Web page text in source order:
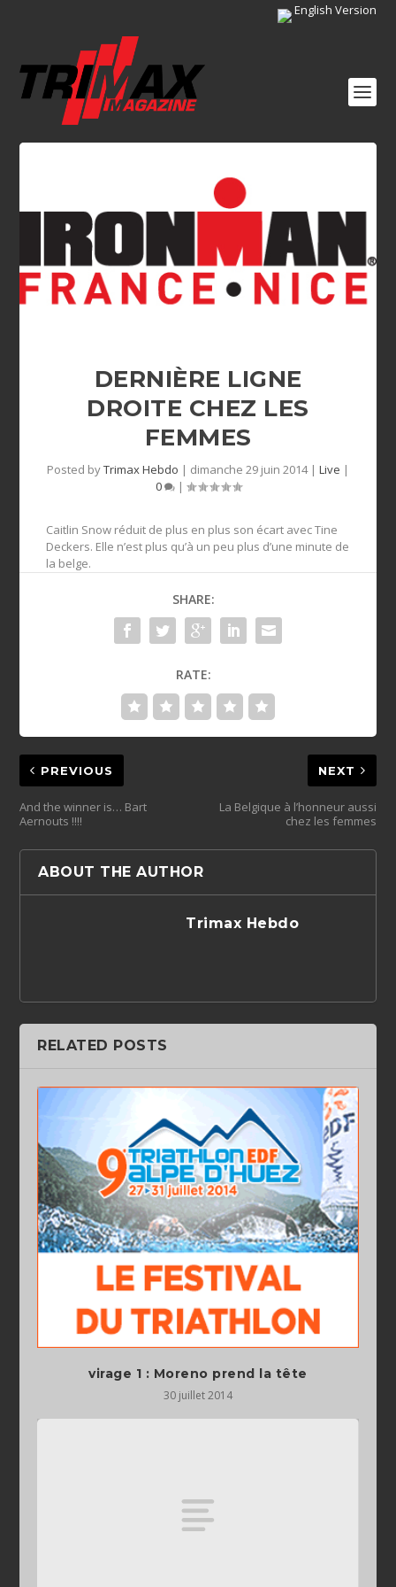
English Version
DERNIÈRE LIGNE
DROITE CHEZ LES
FEMMES
Posted byTrimax Hebdo | dimanche 29 juin 2014| Live |
0
|
Caitlin Snow réduit de plus en plus son écart avec Tine
Deckers. Elle n’est plus qu’à un peu plus d’une minute de
la belge.
SHARE:
RATE:
PREVIOUS
And the winner is… Bart
Aernouts !!!!
NEXT
La Belgique à l’honneur aussi
chez les femmes
ABOUT THE AUTHOR
Trimax Hebdo
RELATED POSTS
virage 1 : Moreno prend la tête
30 juillet 2014